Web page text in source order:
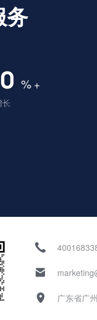
务
% +
广东省广